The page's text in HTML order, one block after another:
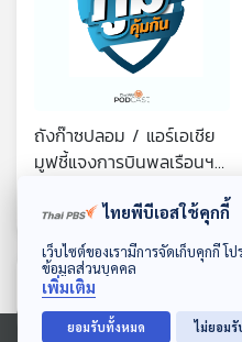
ดาวน์โหลด Thai PBS Podcast Application
ถังก๊าซปลอม / แอร์เอเชีย
มูฟชี้แจงการบินพลเรือนฯ
ไม่ได้ตั๋วไม่คืนเงิน / งานวิจัย
สารเรสเวอราทรอล
ตอนที่เกี่ยวข้อง
ไทยพีบีเอสใช้คุกกี้
เว็บไซต์ของเรามีการจัดเก็บคุกกี้
ข้อมูลส่วนบุคคล
เพิ่มเติม
ยอมรับทั้งหมด ไม่ยอม